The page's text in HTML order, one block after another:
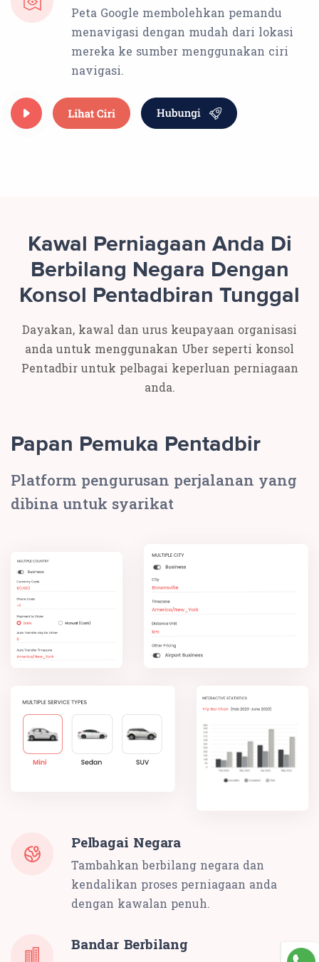
Peta Google membolehkan pemandu
menavigasi dengan mudah dari lokasi
mereka ke sumber menggunakan ciri
navigasi.
Kawal Perniagaan Anda Di
Berbilang Negara Dengan
Konsol Pentadbiran Tunggal
Dayakan, kawal dan urus keupayaan organisasi
anda untuk menggunakan Uber seperti konsol
Pentadbir untuk pelbagai keperluan perniagaan
anda.
Papan Pemuka Pentadbir
Platform pengurusan perjalanan yang
dibina untuk syarikat
Pelbagai Negara
Tambahkan berbilang negara dan
kendalikan proses perniagaan anda
dengan kawalan penuh.
Bandar Berbilang